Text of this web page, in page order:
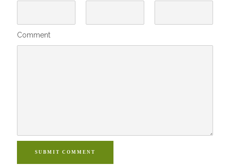
Comment
SUBMIT COMMENT